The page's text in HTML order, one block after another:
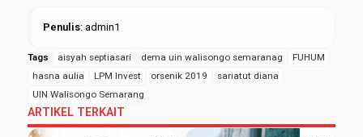
Penulis: admin1
Tags aisyah septiasari dema uin walisongo semaranag
FUHUM
hasna aulia
LPM Invest orsenik 2019
sariatut diana
UIN Walisongo Semarang
ARTIKEL TERKAIT